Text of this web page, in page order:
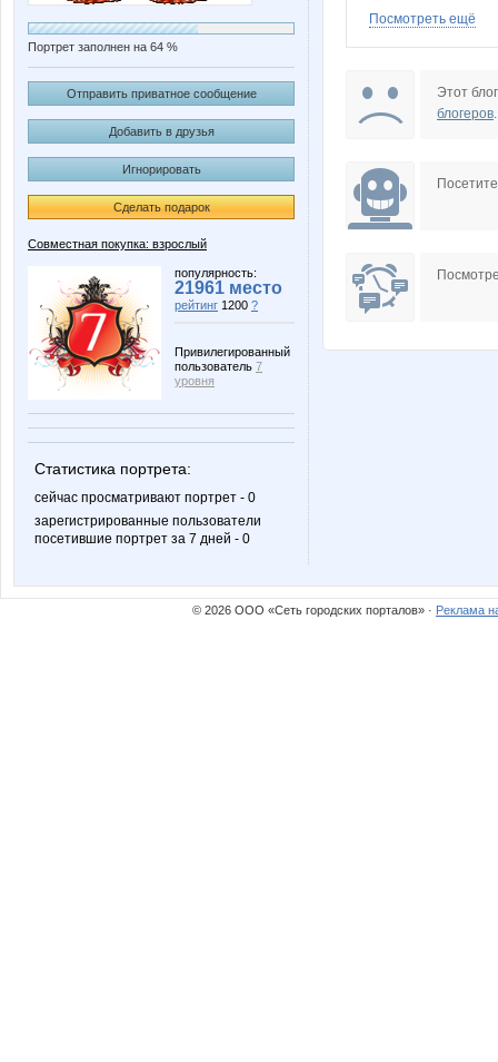
Портрет заполнен на 64 %
Отправить приватное сообщение
Добавить в друзья
Игнорировать
Сделать подарок
Совместная покупка: взрослый
популярность:
21961 место
рейтинг 1200 ?
Привилегированный
пользователь 7
уровня
Статистика портрета:
сейчас просматривают портрет - 0
зарегистрированные пользователи
посетившие портрет за 7 дней - 0
azaliya caprice
Посмотреть ещё
Этот
блогеров.
© 2026 ООО «Сеть городских порталов» · Реклама